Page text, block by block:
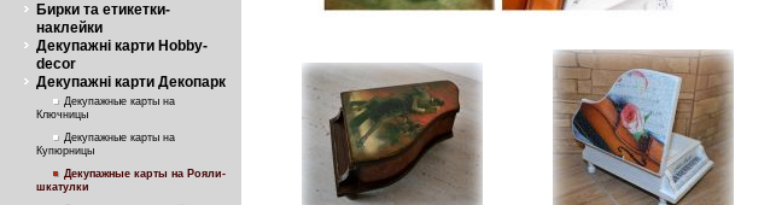
Бирки та етикетки-
наклейки
Декупажні карти Hobby-
decor
Декупажні карти Декопарк
Декупажные карты на
Ключницы
Декупажные карты на
Купюрницы
Декупажные карты на Рояли-
шкатулки